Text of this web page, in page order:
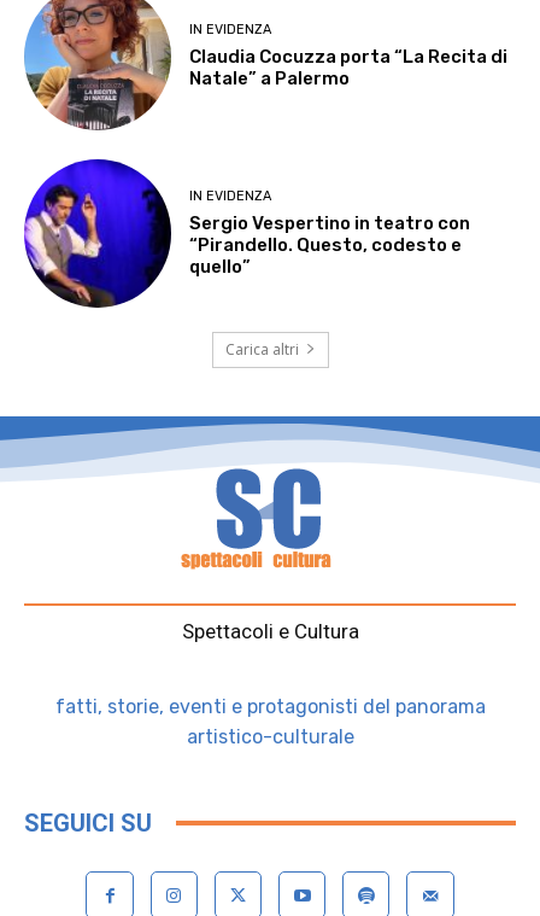
IN EVIDENZA
Claudia Cocuzza porta “La Recita di
Natale” a Palermo
IN EVIDENZA
Sergio Vespertino in teatro con
“Pirandello. Questo, codesto e
quello”
Carica altri
Spettacoli e Cultura
fatti, storie, eventi e protagonisti del panorama
artistico-culturale
SEGUICI SU